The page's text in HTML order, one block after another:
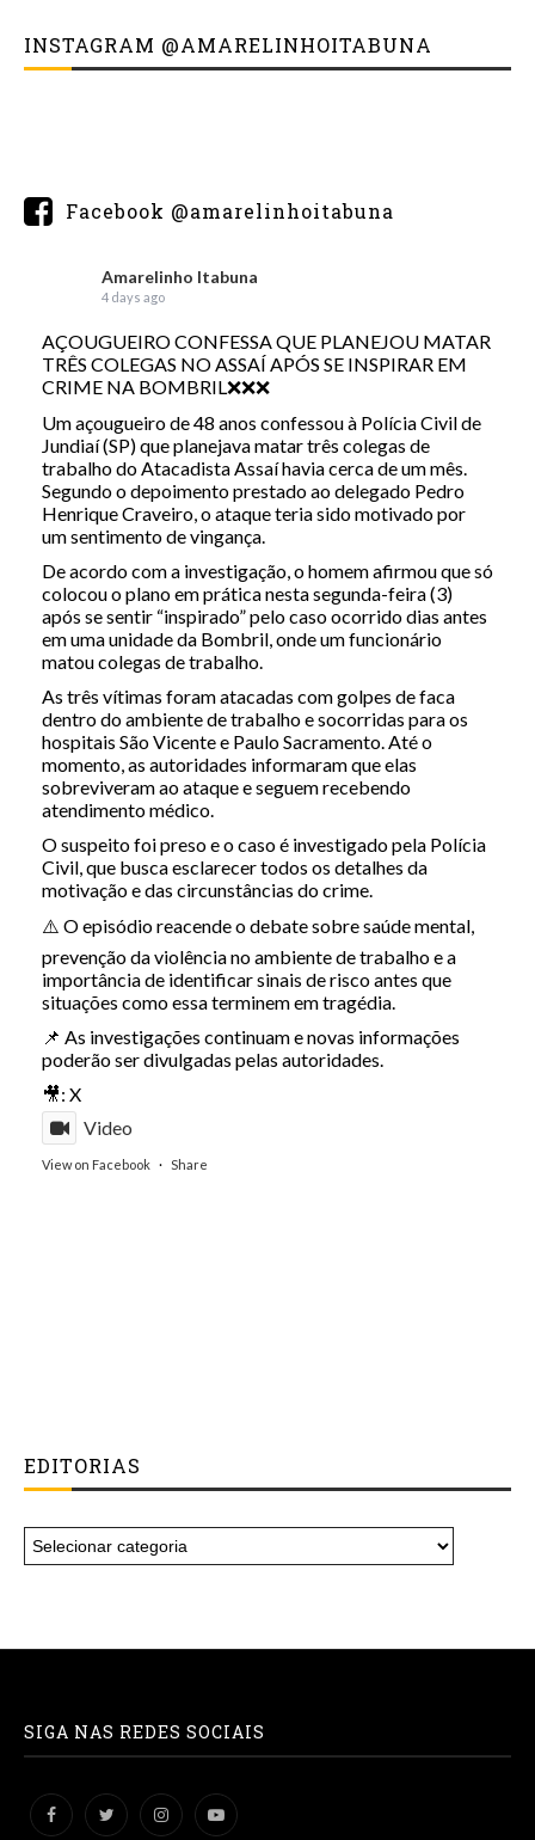
INSTAGRAM @AMARELINHOITABUNA
Facebook @amarelinhoitabuna
Amarelinho Itabuna
4 days ago
AÇOUGUEIRO CONFESSA QUE PLANEJOU MATAR
TRÊS COLEGAS NO ASSAÍ APÓS SE INSPIRAR EM
CRIME NA BOMBRIL❌❌❌
Um açougueiro de 48 anos confessou à Polícia Civil de
Jundiaí (SP) que planejava matar três colegas de
trabalho do Atacadista Assaí havia cerca de um mês.
Segundo o depoimento prestado ao delegado Pedro
Henrique Craveiro, o ataque teria sido motivado por
um sentimento de vingança.
De acordo com a investigação, o homem afirmou que só
colocou o plano em prática nesta segunda-feira (3)
após se sentir “inspirado” pelo caso ocorrido dias antes
em uma unidade da Bombril, onde um funcionário
matou colegas de trabalho.
As três vítimas foram atacadas com golpes de faca
dentro do ambiente de trabalho e socorridas para os
hospitais São Vicente e Paulo Sacramento. Até o
momento, as autoridades informaram que elas
sobreviveram ao ataque e seguem recebendo
atendimento médico.
O suspeito foi preso e o caso é investigado pela Polícia
Civil, que busca esclarecer todos os detalhes da
motivação e das circunstâncias do crime.
⚠️ O episódio reacende o debate sobre saúde mental,
prevenção da violência no ambiente de trabalho e a
importância de identificar sinais de risco antes que
situações como essa terminem em tragédia.
📌 As investigações continuam e novas informações
poderão ser divulgadas pelas autoridades.
🎥: X
Video
View on Facebook · Share
EDITORIAS
SIGA NAS REDES SOCIAIS